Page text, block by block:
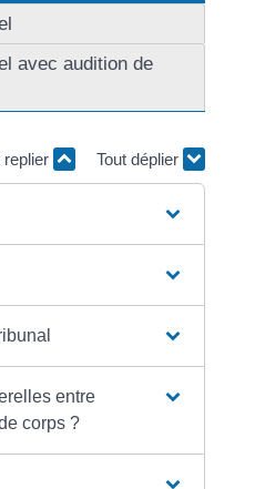
avec audition de
replier Tout déplier
entre
corps ?